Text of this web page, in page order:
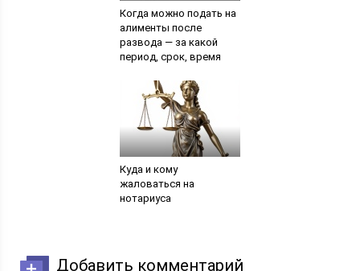
Когда можно подать на
алименты после
развода — за какой
период, срок, время
Куда и кому
жаловаться на
нотариуса
Добавить комментарий